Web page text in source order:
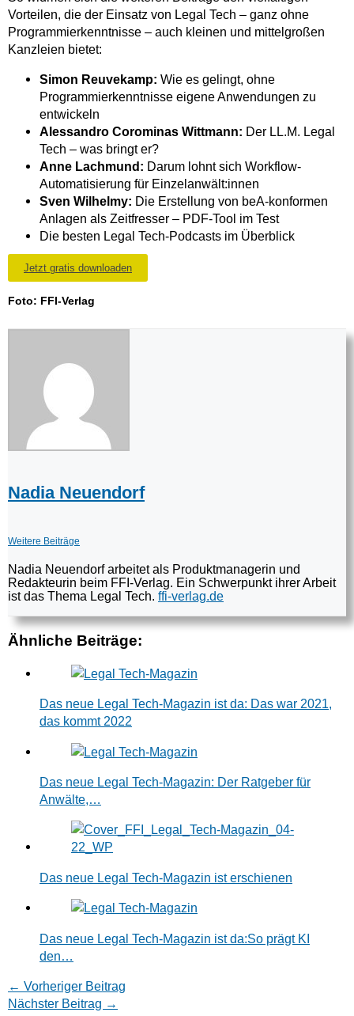
Vorteilen, die der Einsatz von Legal Tech – ganz ohne
Programmierkenntnisse – auch kleinen und mittelgroßen
Kanzleien bietet:
Simon Reuvekamp: Wie es gelingt, ohne
Programmierkenntnisse eigene Anwendungen zu
entwickeln
Alessandro Corominas Wittmann: Der LL.M. Legal
Tech – was bringt er?
Anne Lachmund: Darum lohnt sich Workflow-
Automatisierung für Einzelanwält:innen
Sven Wilhelmy: Die Erstellung von beA-konformen
Anlagen als Zeitfresser – PDF-Tool im Test
Die besten Legal Tech-Podcasts im Überblick
Jetzt gratis downloaden
Foto: FFI-Verlag
Nadia Neuendorf
Weitere Beiträge
Nadia Neuendorf arbeitet als Produktmanagerin und
Redakteurin beim FFI-Verlag. Ein Schwerpunkt ihrer Arbeit
ist das Thema Legal Tech. ffi-verlag.de
Ähnliche Beiträge:
Das neue Legal Tech-Magazin ist da: Das war 2021,
das kommt 2022
Das neue Legal Tech-Magazin: Der Ratgeber für
Anwälte,…
Das neue Legal Tech-Magazin ist erschienen
Das neue Legal Tech-Magazin ist da:So prägt KI
den…
← Vorheriger Beitrag
Nächster Beitrag →